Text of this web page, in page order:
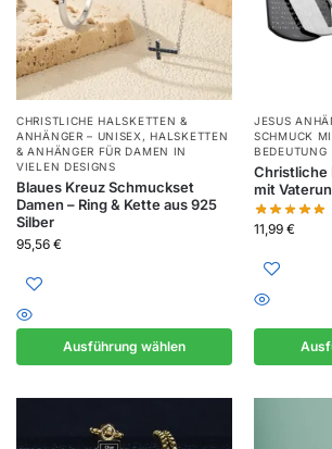
CHRISTLICHE HALSKETTEN &
ANHÄNGER – UNISEX ,HALSKETTEN
& ANHÄNGER FÜR DAMEN IN
VIELEN DESIGNS
Blaues Kreuz Schmuckset
Damen – Ring & Kette aus 925
Silber
95,56 €
Ausführung wählen
JESUS
SCHMUCK
BEDEUTUNG
Christliche
mit
11,99 €